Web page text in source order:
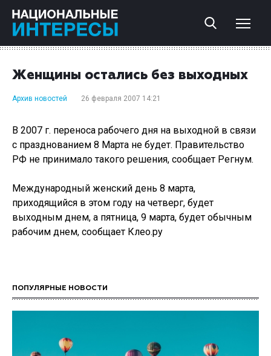
Женщины остались без выходных
Архив новостей 26 февраля 2007 14:21
В 2007 г. переноса рабочего дня на выходной в связи
с празднованием 8 Марта не будет. Правительство
РФ не принимало такого решения, сообщает Регнум.
Международный женский день 8 марта,
приходящийся в этом году на четверг, будет
выходным днем, а пятница, 9 марта, будет обычным
рабочим днем, сообщает Клео.ру
ПОПУЛЯРНЫЕ НОВОСТИ